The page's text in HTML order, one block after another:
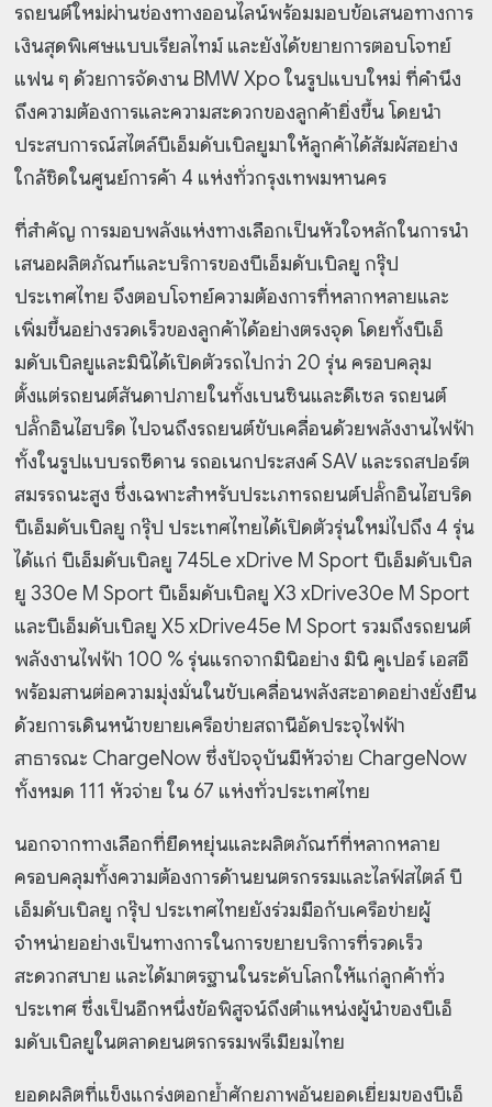
รถยนต์ใหม่ผ่านช่องทางออนไลน์พร้อมมอบข้อเสนอทางการ
เงินสุดพิเศษแบบเรียลไทม์ และยังได้ขยายการตอบโจทย์
แฟน ๆ ด้วยการจัดงาน BMW Xpo ในรูปแบบใหม่ ที่คำนึง
ถึงความต้องการและความสะดวกของลูกค้ายิ่งขึ้น โดยนำ
ประสบการณ์สไตล์บีเอ็มดับเบิลยูมาให้ลูกค้าได้สัมผัสอย่าง
ใกล้ชิดในศูนย์การค้า 4 แห่งทั่วกรุงเทพมหานคร
ที่สำคัญ การมอบพลังแห่งทางเลือกเป็นหัวใจหลักในการนำ
เสนอผลิตภัณฑ์และบริการของบีเอ็มดับเบิลยู กรุ๊ป
ประเทศไทย จึงตอบโจทย์ความต้องการที่หลากหลายและ
เพิ่มขึ้นอย่างรวดเร็วของลูกค้าได้อย่างตรงจุด โดยทั้งบีเอ็
มดับเบิลยูและมินิได้เปิดตัวรถไปกว่า 20 รุ่น ครอบคลุม
ตั้งแต่รถยนต์สันดาปภายในทั้งเบนซินและดีเซล รถยนต์
ปลั๊กอินไฮบริด ไปจนถึงรถยนต์ขับเคลื่อนด้วยพลังงานไฟฟ้า
ทั้งในรูปแบบรถซีดาน รถอเนกประสงค์ SAV และรถสปอร์ต
สมรรถนะสูง ซึ่งเฉพาะสำหรับประเภทรถยนต์ปลั๊กอินไฮบริด
บีเอ็มดับเบิลยู กรุ๊ป ประเทศไทยได้เปิดตัวรุ่นใหม่ไปถึง 4 รุ่น
ได้แก่ บีเอ็มดับเบิลยู 745Le xDrive M Sport บีเอ็มดับเบิล
ยู 330e M Sport บีเอ็มดับเบิลยู X3 xDrive30e M Sport
และบีเอ็มดับเบิลยู X5 xDrive45e M Sport รวมถึงรถยนต์
พลังงานไฟฟ้า 100 % รุ่นแรกจากมินิอย่าง มินิ คูเปอร์ เอสอี
พร้อมสานต่อความมุ่งมั่นในขับเคลื่อนพลังสะอาดอย่างยั่งยืน
ด้วยการเดินหน้าขยายเครือข่ายสถานีอัดประจุไฟฟ้า
สาธารณะ ChargeNow ซึ่งปัจจุบันมีหัวจ่าย ChargeNow
ทั้งหมด 111 หัวจ่าย ใน 67 แห่งทั่วประเทศไทย
นอกจากทางเลือกที่ยืดหยุ่นและผลิตภัณฑ์ที่หลากหลาย
ครอบคลุมทั้งความต้องการด้านยนตรกรรมและไลฟ์สไตล์ บี
เอ็มดับเบิลยู กรุ๊ป ประเทศไทยยังร่วมมือกับเครือข่ายผู้
จำหน่ายอย่างเป็นทางการในการขยายบริการที่รวดเร็ว
สะดวกสบาย และได้มาตรฐานในระดับโลกให้แก่ลูกค้าทั่ว
ประเทศ ซึ่งเป็นอีกหนึ่งข้อพิสูจน์ถึงตำแหน่งผู้นำของบีเอ็
มดับเบิลยูในตลาดยนตรกรรมพรีเมียมไทย
ยอดผลิตที่แข็งแกร่งตอกย้ำศักยภาพอันยอดเยี่ยมของบีเอ็